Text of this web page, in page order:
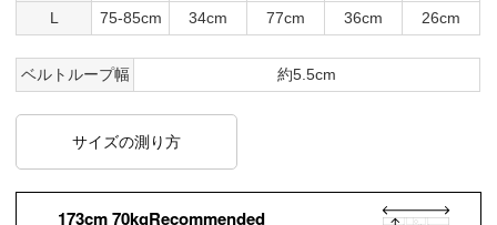
L
75-85cm 34cm 77cm 36cm 26cm
ベルトループ幅 約5.5cm
サイズの測り方
173cm 70kgRecommended